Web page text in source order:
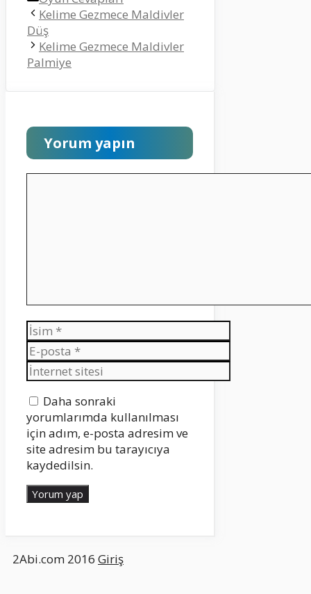
Kelime Gezmece Maldivler
Düş
Kelime Gezmece Maldivler
Palmiye
Yorum yapın
İsim
E-
posta
İnternet
sitesi
Daha sonraki
yorumlarımda kullanılması
için adım, e-posta adresim ve
site adresim bu tarayıcıya
kaydedilsin.
2Abi.com 2016 Giriş